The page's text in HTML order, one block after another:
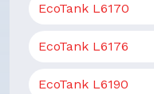
EcoTank L6170
EcoTank L6176
EcoTank L6190